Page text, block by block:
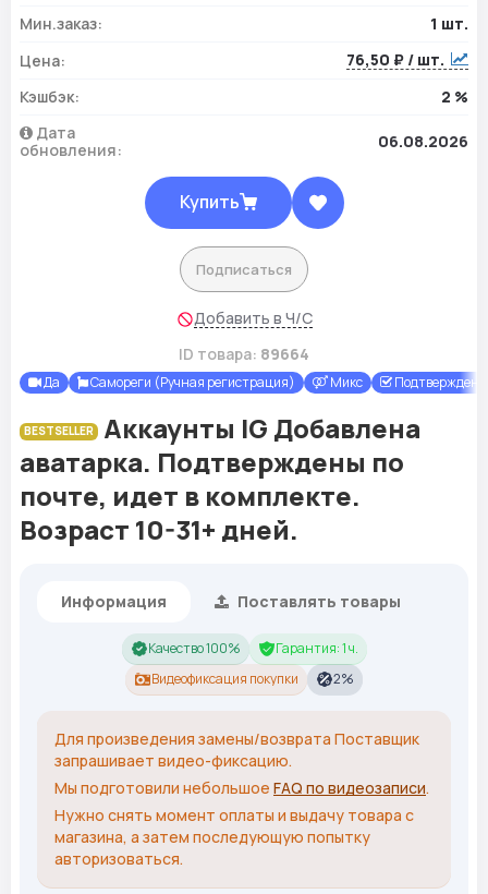
Мин.заказ:
1 шт.
Цена:
76,50 ₽ / шт.
Кэшбэк:
2 %
Дата
обновления:
06.08.2026
Купить
Подписаться
Добавить в Ч/С
ID товара: 89664
Да Самореги (Ручная регистрация) Микс Подтверждены
BESTSELLER
Аккаунты IG Добавлена
аватарка. Подтверждены по
почте, идет в комплекте.
Возраст 10-31+ дней.
Информация Поставлять товары
Качество 100%
Гарантия: 1 ч.
Видеофиксация покупки
2%
Для произведения замены/возврата Поставщик
запрашивает видео-фиксацию.
Мы подготовили небольшое FAQ по видеозаписи.
Нужно снять момент оплаты и выдачу товара с
магазина, а затем последующую попытку
авторизоваться.